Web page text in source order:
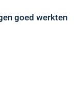
goed werkten